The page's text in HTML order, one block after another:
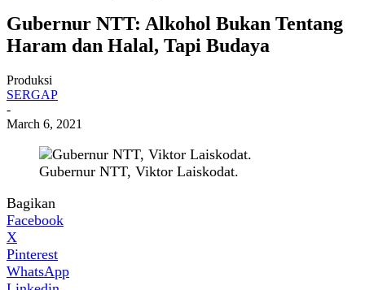
Gubernur NTT: Alkohol Bukan Tentang
Haram dan Halal, Tapi Budaya
Produksi
SERGAP
-
March 6, 2021
Gubernur NTT, Viktor Laiskodat.
Bagikan
Facebook
X
Pinterest
WhatsApp